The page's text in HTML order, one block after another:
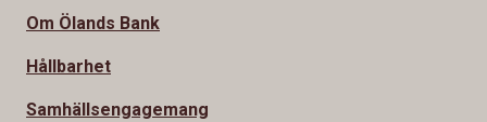
Om Ölands Bank
Hållbarhet
Samhällsengagemang